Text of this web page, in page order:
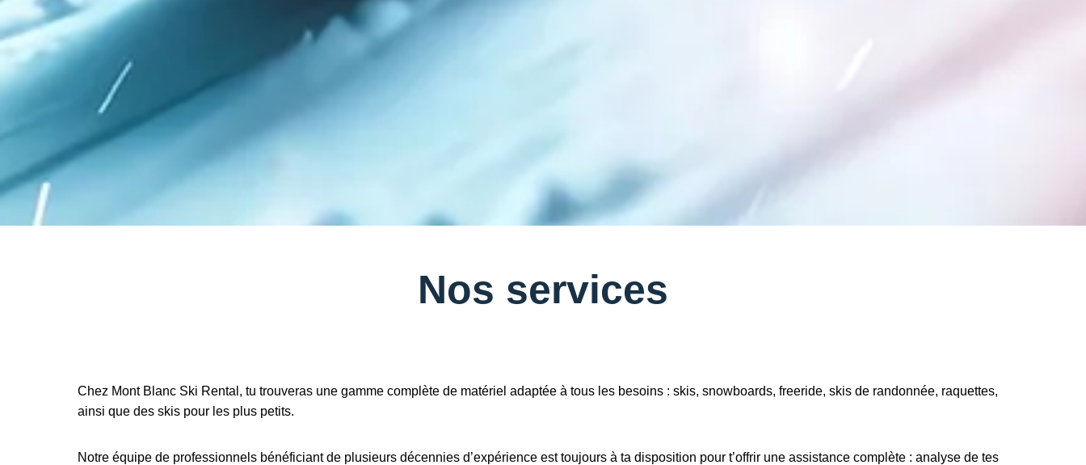
Nos services
Chez Mont Blanc Ski Rental, tu trouveras une gamme complète de matériel adaptée à tous les besoins : skis, snowboards, freeride, skis de randonnée, raquettes,
ainsi que des skis pour les plus petits.
Notre équipe de professionnels bénéficiant de plusieurs décennies d’expérience est toujours à ta disposition pour t’offrir une assistance complète : analyse de tes